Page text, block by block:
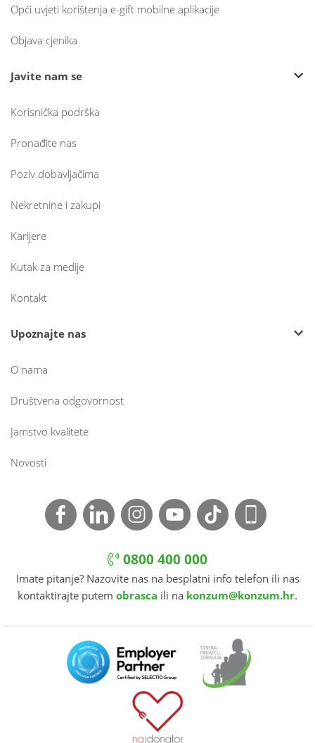
Opći uvjeti korištenja e-gift mobilne aplikacije
Objava cjenika
Javite nam se
Korisnička podrška
Pronađite nas
Poziv dobavljačima
Nekretnine i zakupi
Karijere
Kutak za medije
Kontakt
Upoznajte nas
O nama
Društvena odgovornost
Jamstvo kvalitete
Novosti
0800 400 000
Imate pitanje? Nazovite nas na besplatni info telefon ili nas
kontaktirajte putem obrasca ili na konzum@konzum.hr.